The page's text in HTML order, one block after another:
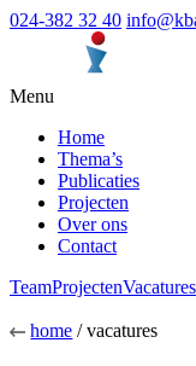
024-382 32 40
Menu
Home
Thema’s
Publicaties
Projecten
Over ons
Contact
TeamProjectenVacatures
home /vacatures